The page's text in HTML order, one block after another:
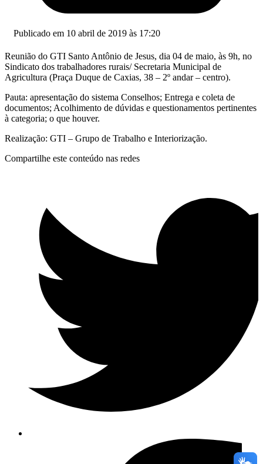
Publicado em 10 abril de 2019 às 17:20
Reunião do GTI Santo Antônio de Jesus, dia 04 de maio, às 9h, no
Sindicato dos trabalhadores rurais/ Secretaria Municipal de
Agricultura (Praça Duque de Caxias, 38 – 2º andar – centro).
Pauta: apresentação do sistema Conselhos; Entrega e coleta de
documentos; Acolhimento de dúvidas e questionamentos pertinentes
à categoria; o que houver.
Realização: GTI – Grupo de Trabalho e Interiorização.
Compartilhe este conteúdo nas redes